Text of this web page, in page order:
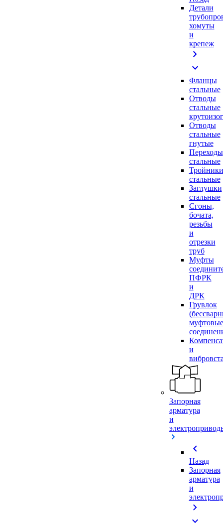
Детали
хомуты
и
крепеж
chevron_right
expand_more
Фланцы
стальные
Отводы
стальные
Отводы
стальные
гнутые
Переходы
стальные
Тройники
стальные
Заглушки
стальные
Сгоны,
бочата,
резьбы
и
отрезки
труб
Муфты
ПФРК
и
ДРК
Грувлок
муфтовые
и
Запорная
арматура
и
chevron_left
Назад
Запорная
арматура
и
chevron_right
expand_more